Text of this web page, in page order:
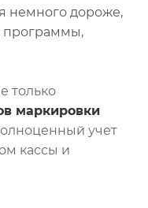
немного дороже,
программы,
только
маркировки
учет
кассы и